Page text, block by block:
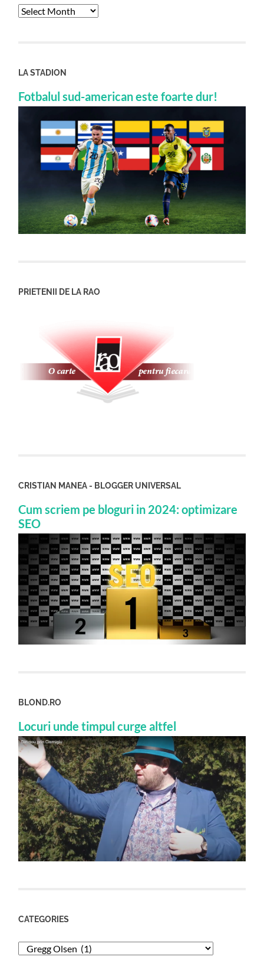
Archives
LA STADION
Fotbalul sud-american este foarte dur!
PRIETENII DE LA RAO
CRISTIAN MANEA - BLOGGER UNIVERSAL
Cum scriem pe bloguri in 2024: optimizare
SEO
BLOND.RO
Locuri unde timpul curge altfel
CATEGORIES
Categories